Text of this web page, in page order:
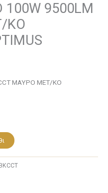
9500LM
ΚΟ
ΜΑΥΡΟ ΜΕΤ/ΚΟ